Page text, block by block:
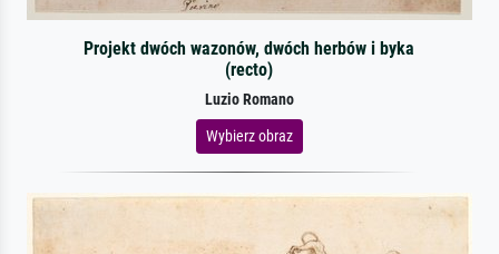
Projekt dwóch wazonów, dwóch herbów i byka
(recto)
Luzio Romano
Wybierz obraz